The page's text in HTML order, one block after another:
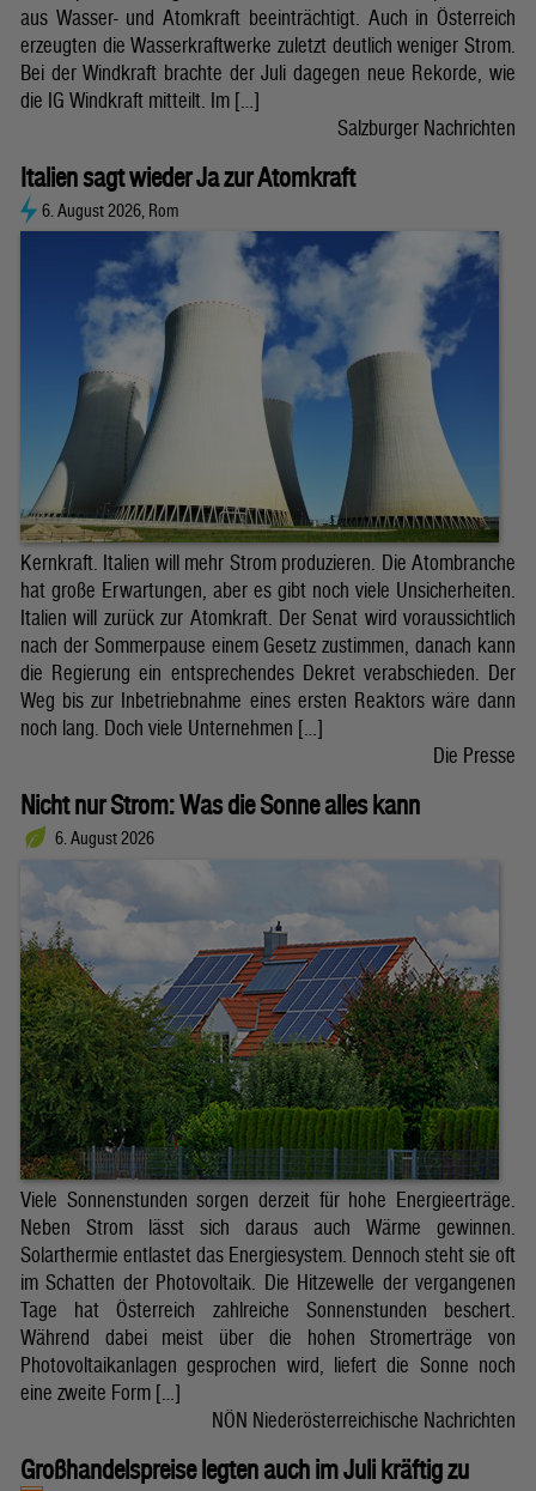
aus Wasser- und Atomkraft beeinträchtigt. Auch in Österreich
erzeugten die Wasserkraftwerke zuletzt deutlich weniger Strom.
Bei der Windkraft brachte der Juli dagegen neue Rekorde, wie
die IG Windkraft mitteilt. Im […]
Salzburger Nachrichten
Italien sagt wieder Ja zur Atomkraft
6. August 2026, Rom
Kernkraft. Italien will mehr Strom produzieren. Die Atombranche
hat große Erwartungen, aber es gibt noch viele Unsicherheiten.
Italien will zurück zur Atomkraft. Der Senat wird voraussichtlich
nach der Sommerpause einem Gesetz zustimmen, danach kann
die Regierung ein entsprechendes Dekret verabschieden. Der
Weg bis zur Inbetriebnahme eines ersten Reaktors wäre dann
noch lang. Doch viele Unternehmen […]
Die Presse
Nicht nur Strom: Was die Sonne alles kann
6. August 2026
Viele Sonnenstunden sorgen derzeit für hohe Energieerträge.
Neben Strom lässt sich daraus auch Wärme gewinnen.
Solarthermie entlastet das Energiesystem. Dennoch steht sie oft
im Schatten der Photovoltaik. Die Hitzewelle der vergangenen
Tage hat Österreich zahlreiche Sonnenstunden beschert.
Während dabei meist über die hohen Stromerträge von
Photovoltaikanlagen gesprochen wird, liefert die Sonne noch
eine zweite Form […]
NÖN Niederösterreichische Nachrichten
Großhandelspreise legten auch im Juli kräftig zu